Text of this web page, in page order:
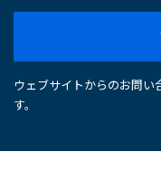
ウェブサイトからのお問い
す。